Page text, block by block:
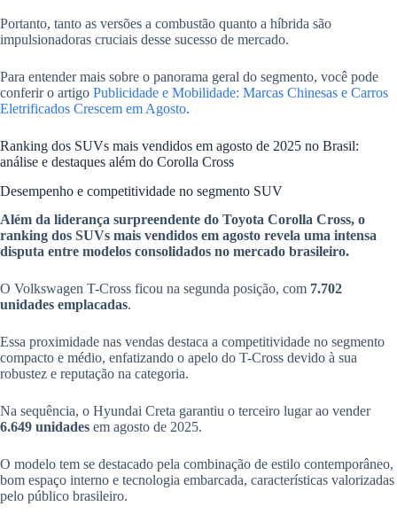
Portanto, tanto as versões a combustão quanto a híbrida são
impulsionadoras cruciais desse sucesso de mercado.
Para entender mais sobre o panorama geral do segmento, você pode
conferir o artigo Publicidade e Mobilidade: Marcas Chinesas e Carros
Eletrificados Crescem em Agosto.
Ranking dos SUVs mais vendidos em agosto de 2025 no Brasil:
análise e destaques além do Corolla Cross
Desempenho e competitividade no segmento SUV
Além da liderança surpreendente do Toyota Corolla Cross, o
ranking dos SUVs mais vendidos em agosto revela uma intensa
disputa entre modelos consolidados no mercado brasileiro.
O Volkswagen T-Cross ficou na segunda posição, com 7.702
unidades emplacadas.
Essa proximidade nas vendas destaca a competitividade no segmento
compacto e médio, enfatizando o apelo do T-Cross devido à sua
robustez e reputação na categoria.
Na sequência, o Hyundai Creta garantiu o terceiro lugar ao vender
6.649 unidades em agosto de 2025.
O modelo tem se destacado pela combinação de estilo contemporâneo,
bom espaço interno e tecnologia embarcada, características valorizadas
pelo público brasileiro.